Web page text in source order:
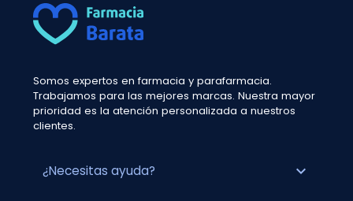
Somos expertos en farmacia y parafarmacia.
Trabajamos para las mejores marcas. Nuestra mayor
prioridad es la atención personalizada a nuestros
clientes.
¿Necesitas ayuda? expand_more